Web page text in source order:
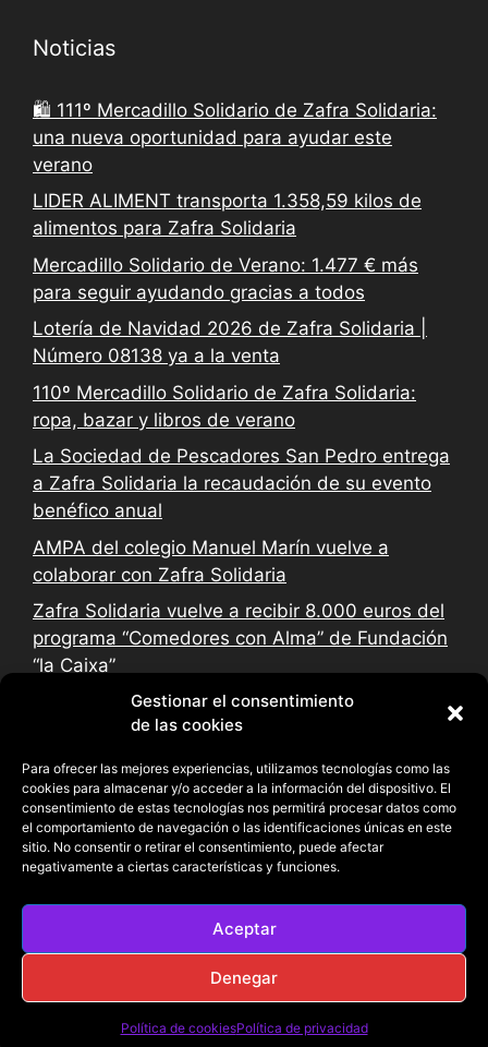
Gestionar el consentimiento
de las cookies
Para ofrecer las mejores experiencias, utilizamos tecnologías como las
cookies para almacenar y/o acceder a la información del dispositivo. El
consentimiento de estas tecnologías nos permitirá procesar datos como
el comportamiento de navegación o las identificaciones únicas en este
sitio. No consentir o retirar el consentimiento, puede afectar
negativamente a ciertas características y funciones.
Aceptar
Denegar
Política de cookiesPolítica de privacidad
Noticias
🛍️ 111º Mercadillo Solidario de Zafra Solidaria:
una nueva oportunidad para ayudar este
verano
LIDER ALIMENT transporta 1.358,59 kilos de
alimentos para Zafra Solidaria
Mercadillo Solidario de Verano: 1.477 € más
para seguir ayudando gracias a todos
Lotería de Navidad 2026 de Zafra Solidaria |
Número 08138 ya a la venta
110º Mercadillo Solidario de Zafra Solidaria:
ropa, bazar y libros de verano
La Sociedad de Pescadores San Pedro entrega
a Zafra Solidaria la recaudación de su evento
benéfico anual
AMPA del colegio Manuel Marín vuelve a
colaborar con Zafra Solidaria
Zafra Solidaria vuelve a recibir 8.000 euros del
programa “Comedores con Alma” de Fundación
“la Caixa”
©Zafra Solidaria By CharoMG 2026